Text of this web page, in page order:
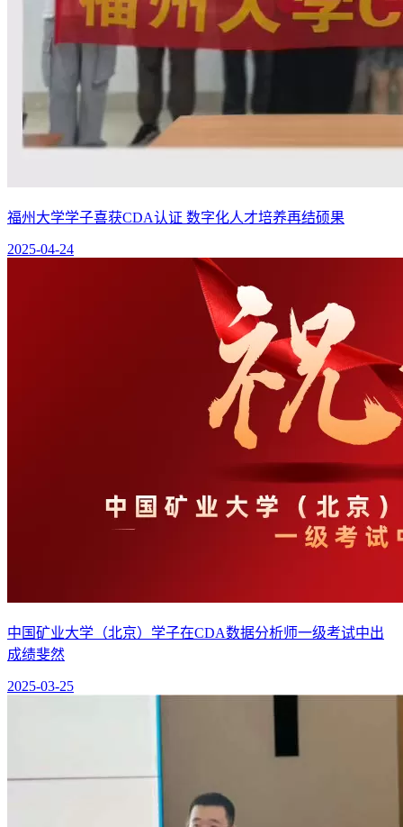
福州大学学子喜获CDA认证 数字化人才培养再结硕果
2025-04-24
中国矿业大学（北京）学子在CDA数据分析师一级考试中出
成绩斐然
2025-03-25